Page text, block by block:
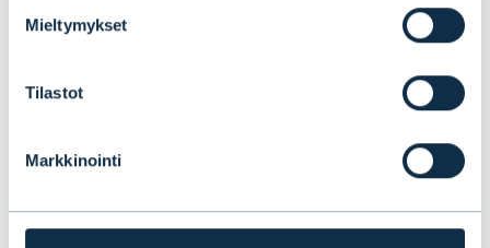
Mieltymykset
Tilastot
Markkinointi
Lisätietoja:
Private Equity Oy, p. +358 50 304 5861,